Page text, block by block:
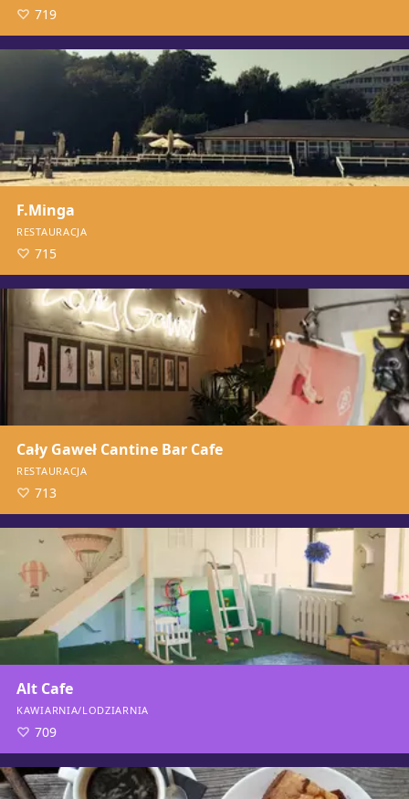
719
F.Minga
RESTAURACJA
715
Cały Gaweł Cantine Bar Cafe
RESTAURACJA
713
Alt Cafe
KAWIARNIA/LODZIARNIA
709